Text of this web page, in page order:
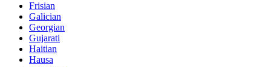
Frisian
Galician
Georgian
Gujarati
Haitian
Hausa